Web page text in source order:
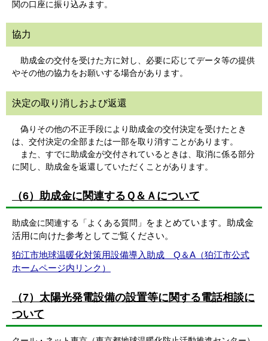
関の口座に振り込みます。
協力
助成金の交付を受けた方に対し、必要に応じてデータ等の提供
やその他の協力をお願いする場合があります。
決定の取り消しおよび返還
偽りその他の不正手段により助成金の交付決定を受けたとき
は、交付決定の全部または一部を取り消すことがあります。
また、すでに助成金が交付されているときは、取消に係る部分
に関し、助成金を返還していただくことがあります。
（6）助成金に関連するＱ＆Ａについて
助成金に関連する「よくある質問」
をまとめています。助成金
活用に向けた参考としてご覧ください。
狛江市地球温暖化対策用設備導入助成 Q＆A（狛江市公式
ホームページ内リンク）
（7）太陽光発電設備の設置等に関する電話相談に
ついて